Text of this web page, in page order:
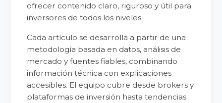
ofrecer contenido claro, riguroso y útil para
inversores de todos los niveles.
Cada artículo se desarrolla a partir de una
metodología basada en datos, análisis de
mercado y fuentes fiables, combinando
información técnica con explicaciones
accesibles. El equipo cubre desde brokers y
plataformas de inversión hasta tendencias